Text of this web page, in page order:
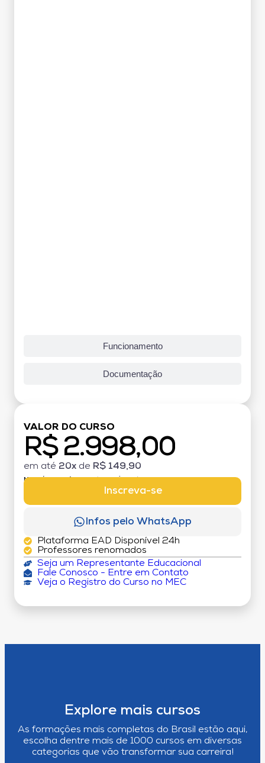
Funcionamento
Documentação
VALOR DO CURSO
R$ 2.998,00
em até 20x de R$ 149,90
MATRÍCULA:
Inscreva-se
Infos pelo WhatsApp
Plataforma EAD Disponível 24h
Professores renomados
Seja um Representante Educacional
Fale Conosco - Entre em Contato
Veja o Registro do Curso no MEC
Explore mais cursos
As formações mais completas do Brasil estão aqui,
escolha dentre mais de 1000 cursos em diversas
categorias que vão transformar sua carreira!